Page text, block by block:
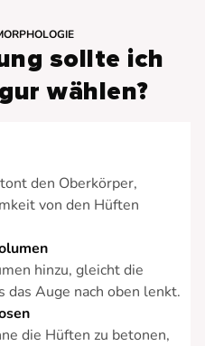
sollte ich
wählen?
den Oberkörper,
von den Hüften
hinzu, gleicht die
das Auge nach oben lenkt.
die Hüften zu betonen,